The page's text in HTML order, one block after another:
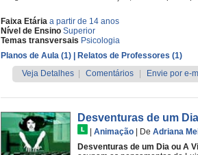
Faixa Etária a partir de 14 anos
Nível de Ensino Superior
Temas transversais Psicologia
Planos de Aula (1)
| Relatos de Professores (1)
Veja Detalhes
Comentários Envie por e-
Desventuras de um
Animação De Adriana
Desventuras de um Dia ou A